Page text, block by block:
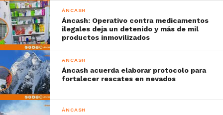
ÁNCASH
Áncash: Operativo contra medicamentos
ilegales deja un detenido y más de mil
productos inmovilizados
ÁNCASH
Áncash acuerda elaborar protocolo para
fortalecer rescates en nevados
ÁNCASH